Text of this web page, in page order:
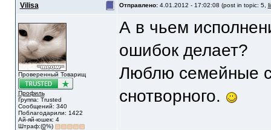
Vilisa Отправлено: 4.01.2012 - 17:02:08 (post in topic: 5,
Проверенный Товарищ
Профиль
Группа: Trusted
Сообщений: 340
Поблагодарили: 1422
Ай-яй-юшек: 4
Штраф:(0%)
А в чьем
ошибок делает?
Люблю семейные
снотворного.